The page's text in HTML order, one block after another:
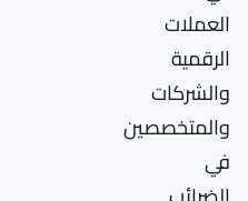
العملات
الرقمية
والشركات
والمتخصصين
في